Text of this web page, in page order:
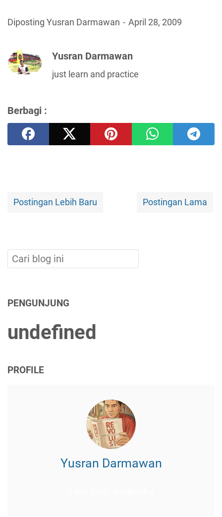
Diposting Yusran Darmawan April 28, 2009
Yusran Darmawan
just learn and practice
Berbagi :
Postingan Lebih Baru Postingan Lama
PENGUNJUNG
undefned
PROFILE
Yusran Darmawan